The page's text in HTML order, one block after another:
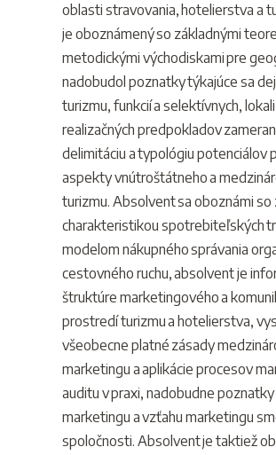
oblasti stravovania, hotelierstva a
je oboznámený so základnými
metodickými východiskami pre
nadobudol poznatky týkajúce sa
turizmu, funkcií a selektívnych,
realizačných predpokladov
delimitáciu a typológiu potenciálov
aspekty vnútroštátneho a
turizmu. Absolvent sa oboznámi so
charakteristikou spotrebiteľských
modelom nákupného správania
cestovného ruchu, absolvent je
štruktúre marketingového a
prostredí turizmu a hotelierstva,
všeobecne platné zásady
marketingu a aplikácie procesov
auditu v praxi, nadobudne
marketingu a vzťahu marketingu
spoločnosti. Absolvent je taktiež